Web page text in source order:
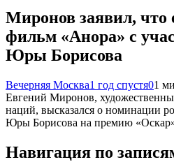
Миронов заявил, что
фильм «Анора» с
Юры Борисова
Вечерняя Москва1 год спустя01
Евгений Миронов,
наций, высказался о номинации
Юры Борисова на премию
Навигация по